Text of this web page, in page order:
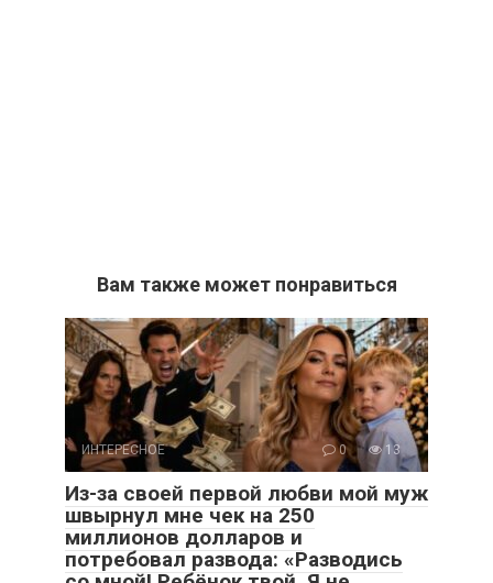
Вам также может понравиться
ИНТЕРЕСНОЕ 0 13
Из-за своей первой любви мой муж
швырнул мне чек на 250
миллионов долларов и
потребовал развода: «Разводись